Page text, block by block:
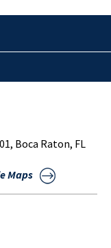
Boca Raton, FL
Maps